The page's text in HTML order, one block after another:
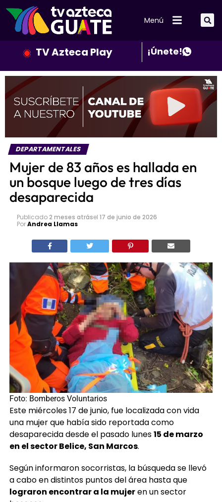
Menú
TV Azteca Play ¡Únete!
DEPARTAMENTALES
Mujer de 83 años es hallada en
un bosque luego de tres días
desaparecida
Publicado2 meses atrás
Andrea Llamas
Foto: Bomberos Voluntarios
Este miércoles 17 de junio, fue localizada con vida
una mujer que había sido reportada como
desaparecida desde el pasado lunes15 de marzo
en el sector Belice, San Marcos.
Según informaron socorristas, la búsqueda se llevó
a cabo en distintos puntos del área hasta que
lograron encontrar a la mujeren un sector
boscoso.